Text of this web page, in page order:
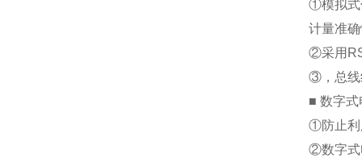
①模拟式
计量准
②采用
③，总线
■ 数字式
①防止利
②数字式